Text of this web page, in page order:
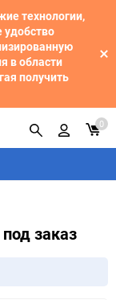
технологии,
в области
получить
0
заказ